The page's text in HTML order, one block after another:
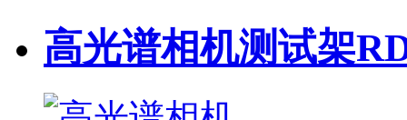
高光谱相机测试架